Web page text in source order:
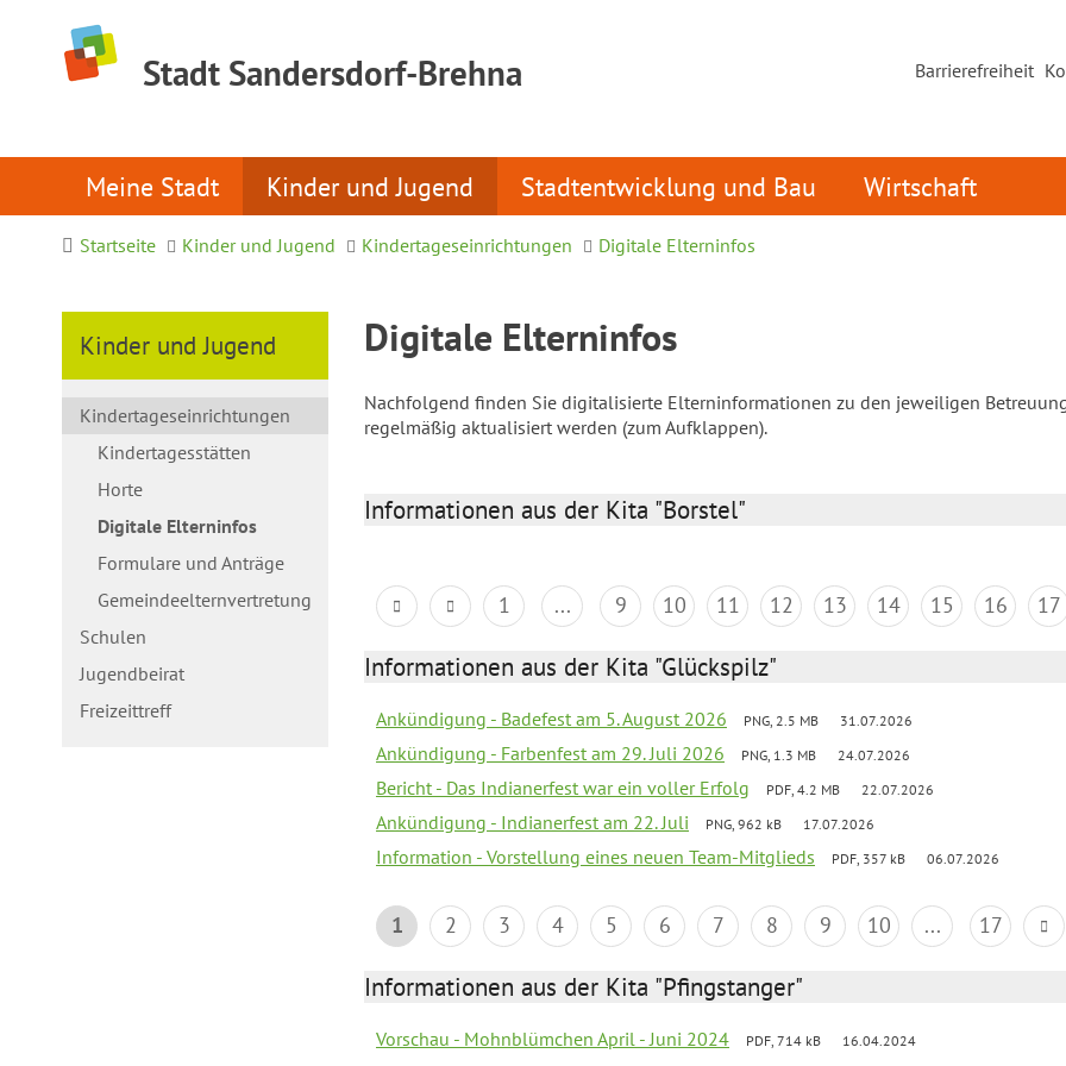
Stadt Sandersdorf-Brehna Barrierefreiheit
Meine Stadt Kinder und Jugend Stadtentwicklung und Bau Wirtschaft
Startseite Kinder und Jugend Kindertageseinrichtungen Digitale Elterninfos
Kinder und Jugend
Kindertageseinrichtungen
Kindertagesstätten
Horte
Digitale Elterninfos
Formulare und Anträge
Gemeindeelternvertretung
Schulen
Jugendbeirat
Freizeittreff
Digitale Elterninfos
Nachfolgend finden Sie digitalisierte Elterninformationen zu den jeweiligen
regelmäßig aktualisiert werden (zum Aufklappen).
Informationen aus der Kita "Borstel"
1 ... 9 10 11 12 13 14 15 16 17
Informationen aus der Kita "Glückspilz"
Ankündigung - Badefest am 5. August 2026 PNG, 2.5 MB 31.07.2026
Ankündigung - Farbenfest am 29. Juli 2026 PNG, 1.3 MB 24.07.2026
Bericht - Das Indianerfest war ein voller Erfolg PDF, 4.2 MB 22.07.2026
Ankündigung - Indianerfest am 22. Juli PNG, 962 kB 17.07.2026
Information - Vorstellung eines neuen Team-Mitglieds PDF, 357 kB 06.07.2026
1 2 3 4 5 6 7 8 9 10 ... 17
Informationen aus der Kita "Pfingstanger"
Vorschau - Mohnblümchen April - Juni 2024 PDF, 714 kB 16.04.2024